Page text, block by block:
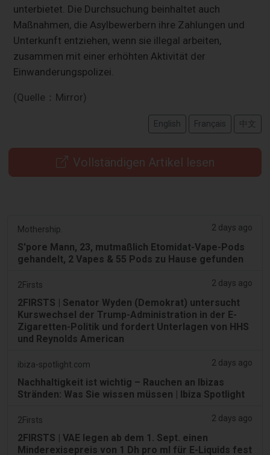
unterbietet. Die Durchsuchung beinhaltet auch
Maßnahmen, die Asylbewerbern ihre Zahlungen und
Unterkunft entziehen, wenn sie illegal arbeiten,
zusammen mit einer erhöhten Aktivität der
Einwanderungspolizei.
(Quelle：Mirror)
English Français 中文
Vollständigen Artikel lesen
Mothership. 2 days ago
S'pore Mann, 23, mutmaßlich Etomidat-Vape-Pods
gehandelt, 2 Vapes & 55 Pods zu Hause gefunden
2Firsts 2 days ago
2FIRSTS | Senator Wyden (Demokrat) untersucht
Kurswechsel der Trump-Administration in der E-
Zigaretten-Politik und fordert Unterlagen von HHS
und Reynolds American
ibiza-spotlight.com 2 days ago
Nachhaltigkeit ist wichtig – Rauchen an Ibizas
Stränden: Was Sie wissen müssen | Ibiza Spotlight
2Firsts 2 days ago
2FIRSTS | VAE legen ab dem 1. Sept. einen
Minderexisepreis von 1 Dh pro ml für E-Liquids fest